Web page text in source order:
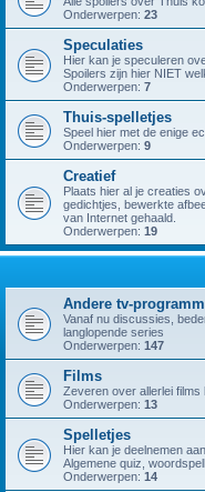
Onderwerpen: 23
Speculaties
Hier kan je speculeren
Spoilers zijn hier NIET
Onderwerpen: 7
Thuis-spelletjes
Speel hier met de enige
Onderwerpen: 9
Creatief
Plaats hier al je creaties
gedichtjes, bewerkte
van Internet gehaald.
Onderwerpen: 19
Andere tv-
Vanaf nu discussies,
langlopende series
Onderwerpen: 147
Films
Zeveren over allerlei films
Onderwerpen: 13
Spelletjes
Hier kan je deelnemen
Algemene quiz,
Onderwerpen: 14